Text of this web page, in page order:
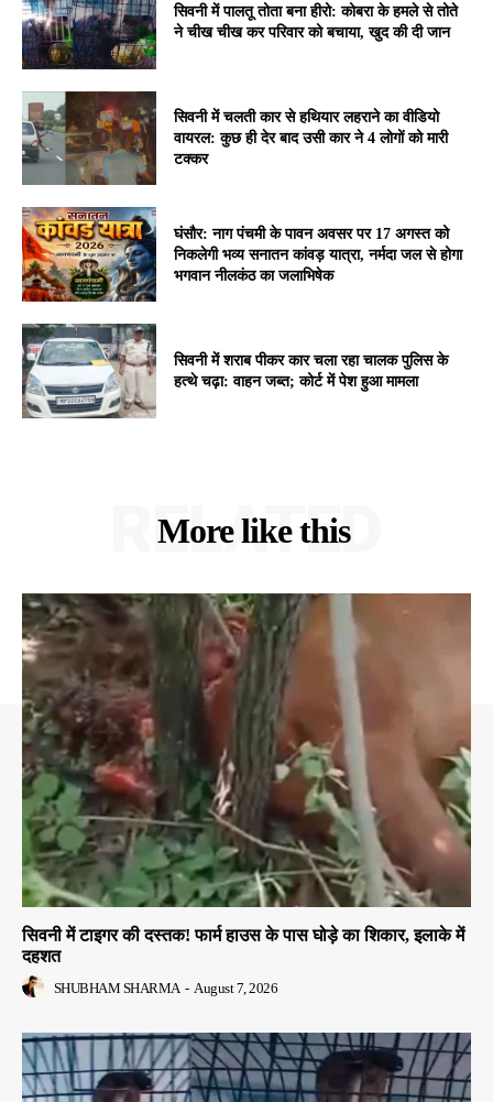
सिवनी में पालतू तोता बना हीरो: कोबरा के हमले से तोते
ने चीख चीख कर परिवार को बचाया, खुद की दी जान
सिवनी में चलती कार से हथियार लहराने का वीडियो
वायरल: कुछ ही देर बाद उसी कार ने 4 लोगों को मारी
टक्कर
घंसौर: नाग पंचमी के पावन अवसर पर 17 अगस्त को
निकलेगी भव्य सनातन कांवड़ यात्रा, नर्मदा जल से होगा
भगवान नीलकंठ का जलाभिषेक
सिवनी में शराब पीकर कार चला रहा चालक पुलिस के
हत्थे चढ़ा: वाहन जब्त; कोर्ट में पेश हुआ मामला
More like this
RELATED
सिवनी में टाइगर की दस्तक! फार्म हाउस के पास घोड़े का शिकार, इलाके में
दहशत
SHUBHAM SHARMA - August 7, 2026